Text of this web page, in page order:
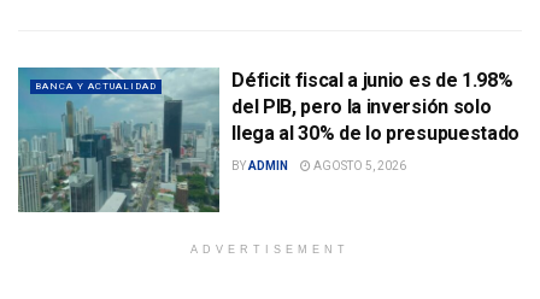
BANCA Y ACTUALIDAD
Déficit fiscal a junio es de 1.98%
del PIB, pero la inversión solo
llega al 30% de lo presupuestado
BYADMIN AGOSTO 5, 2026
ADVERTISEMENT